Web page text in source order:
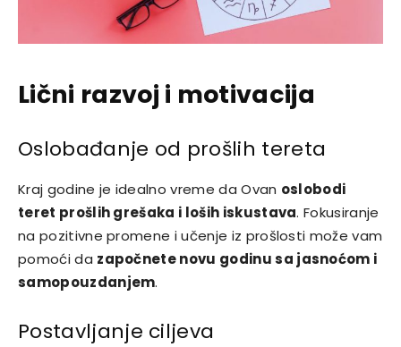
Lični razvoj i motivacija
Oslobađanje od prošlih tereta
Kraj godine je idealno vreme da Ovan oslobodi
teret prošlih grešaka i loših iskustava. Fokusiranje
na pozitivne promene i učenje iz prošlosti može vam
pomoći da započnete novu godinu sa jasnoćom i
samopouzdanjem.
Postavljanje ciljeva